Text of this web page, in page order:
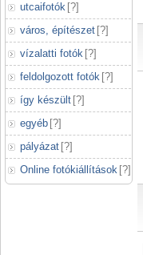
utcaifotók [?]
város, építészet [?]
vízalatti fotók [?]
feldolgozott fotók [?]
így készült [?]
egyéb [?]
pályázat [?]
Online fotókiállítások [?]